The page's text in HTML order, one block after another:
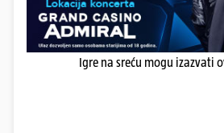
Igre na sreću mogu izazvati